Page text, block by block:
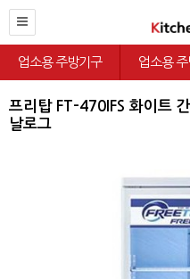
업소용 주방기구 업소용
프리탑 FT-470IFS 화이트
날로그